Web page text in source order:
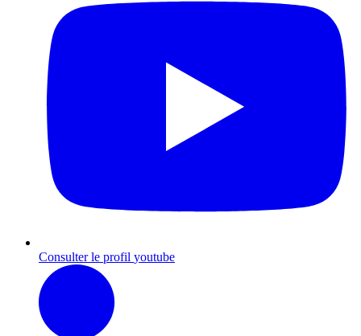
Consulter le profil youtube